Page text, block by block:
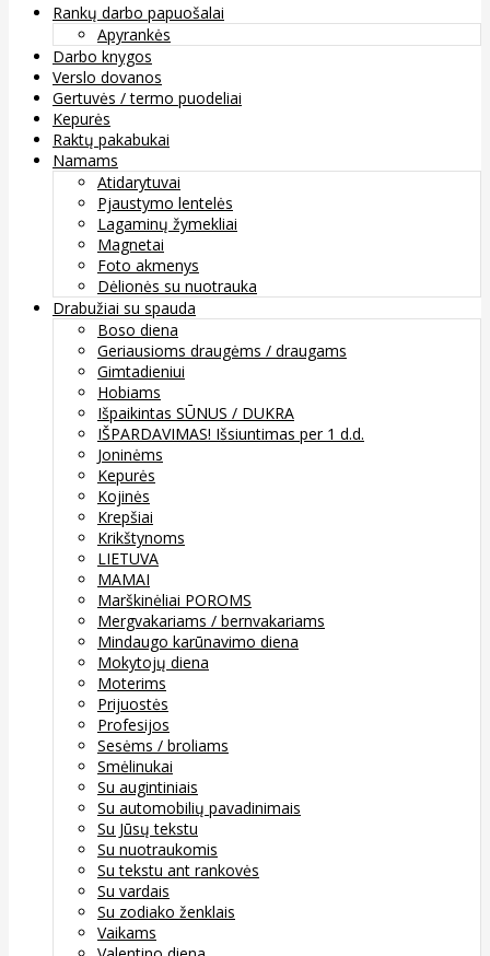
Rankų darbo papuošalai
Apyrankės
Darbo knygos
Verslo dovanos
Gertuvės / termo puodeliai
Kepurės
Raktų pakabukai
Namams
Atidarytuvai
Pjaustymo lentelės
Lagaminų žymekliai
Magnetai
Foto akmenys
Dėlionės su nuotrauka
Drabužiai su spauda
Boso diena
Geriausioms draugėms / draugams
Gimtadieniui
Hobiams
Išpaikintas SŪNUS / DUKRA
IŠPARDAVIMAS! Išsiuntimas per 1 d.d.
Joninėms
Kepurės
Kojinės
Krepšiai
Krikštynoms
LIETUVA
MAMAI
Marškinėliai POROMS
Mergvakariams / bernvakariams
Mindaugo karūnavimo diena
Mokytojų diena
Moterims
Prijuostės
Profesijos
Sesėms / broliams
Smėlinukai
Su augintiniais
Su automobilių pavadinimais
Su Jūsų tekstu
Su nuotraukomis
Su tekstu ant rankovės
Su vardais
Su zodiako ženklais
Vaikams